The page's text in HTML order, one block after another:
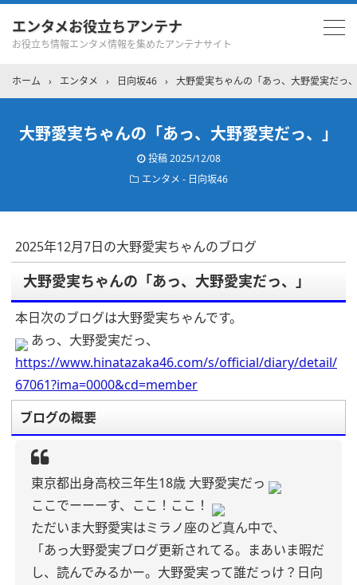
エンタメお役立ちアンテナ
お役立ち情報エンタメ情報を集めたアンテナサイト
ホーム › エンタメ › 日向坂46 › 大野愛実ちゃんの「あっ、大野愛実だっ
大野愛実ちゃんの「あっ、大野愛実だっ、」
投稿2025/12/08
エンタメ - 日向坂46
2025年12月7日の大野愛実ちゃんのブログ
大野愛実ちゃんの「あっ、大野愛実だっ、」
本日次のブログは大野愛実ちゃんです。
あっ、大野愛実だっ、
https://www.hinatazaka46.com/s/official/diary/detail/
67061?ima=0000&cd=member
ブログの概要
東京都出身高校三年生18歳 大野愛実だっ
ここでーーーす、ここ！ここ！
ただいま大野愛実はミラノ座のど真ん中で、
「あっ大野愛実ブログ更新されてる。まあいま暇だ
し、読んでみるかー。大野愛実って誰だっけ？日向